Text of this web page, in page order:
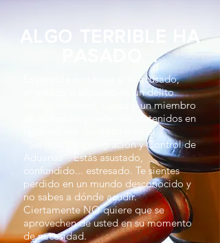
ALGO TERRIBLE HA
.
Es posible que haya sido acusado,
arrestado o acusado de un delito
estatal o federal. Usted o un miembro
de su familia pueden ser detenidos en
la cárcel del condado o en el
"Servicio de Inmigración y Control de
Aduanas". Estás asustado,
confundido... estresado. Te sientes
perdido en un mundo desconocido y
no sabes a dónde acudir.
Ciertamente NO quiere que se
aprovechen de usted en su momento
de necesidad.